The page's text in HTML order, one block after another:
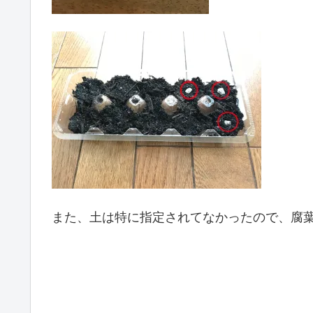
また、土は特に指定されてなかったので、腐